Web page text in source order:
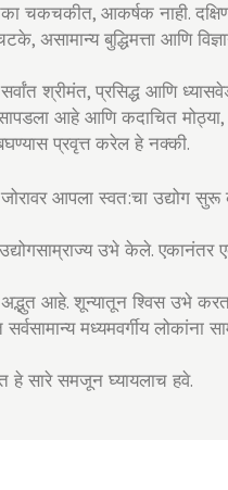
चकचकीत, आकर्षक नाही.
असामान्य बुद्धिमत्ता आणि
श्रीमंत, प्रसिद्ध आणि
सापडला आहे आणि कदाचित
प्रवृत्त करेल हे नक्की.
जोरावर आपला स्वत:चा उद्योग
उभे केले. एकानंतर
अद्भुत आहे. शून्यातून श्विस उभे
मध्यमवर्गीय लोकांना
हे सारे समजून घ्यायलाच हवे.